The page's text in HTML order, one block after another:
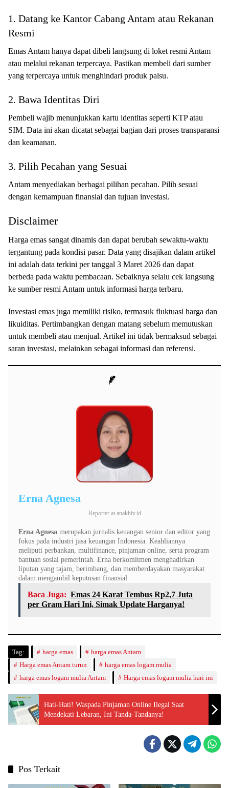
1. Datang ke Kantor Cabang Antam atau Rekanan
Resmi
Emas Antam hanya dapat dibeli langsung di loket resmi Antam
atau melalui rekanan terpercaya. Pastikan membeli dari sumber
yang terpercaya untuk menghindari produk palsu.
2. Bawa Identitas Diri
Pembeli wajib menunjukkan kartu identitas seperti KTP atau
SIM. Data ini akan dicatat sebagai bagian dari proses transparansi
dan keamanan.
3. Pilih Pecahan yang Sesuai
Antam menyediakan berbagai pilihan pecahan. Pilih sesuai
dengan kemampuan finansial dan tujuan investasi.
Disclaimer
Harga emas sangat dinamis dan dapat berubah sewaktu-waktu
tergantung pada kondisi pasar. Data yang disajikan dalam artikel
ini adalah data terkini per tanggal 3 Maret 2026 dan dapat
berbeda pada waktu pembacaan. Sebaiknya selalu cek langsung
ke sumber resmi Antam untuk informasi harga terbaru.
Investasi emas juga memiliki risiko, termasuk fluktuasi harga dan
likuiditas. Pertimbangkan dengan matang sebelum memutuskan
untuk membeli atau menjual. Artikel ini tidak bermaksud sebagai
saran investasi, melainkan sebagai informasi dan referensi.
Erna Agnesa
Reporter at anakhiv.id
Erna Agnesa merupakan jurnalis keuangan senior dan editor yang
fokus pada industri jasa keuangan Indonesia. Keahliannya
meliputi perbankan, multifinance, pinjaman online, serta program
bantuan sosial pemerintah. Erna berkomitmen menghadirkan
liputan yang tajam, berimbang, dan memberdayakan masyarakat
dalam mengambil keputusan finansial.
Baca Juga: Emas 24 Karat Tembus Rp2,7 Juta
per Gram Hari Ini, Simak Update Harganya!
Tag: harga emas
harga emas Antam
Harga emas Antam turun
harga emas logam mulia
harga emas logam mulia Antam
Harga emas logam mulia hari ini
Hati-Hati! Waspada Pinjaman Online Ilegal Saat
Mendekati Lebaran, Ini Tanda-Tandanya!
Pos Terkait